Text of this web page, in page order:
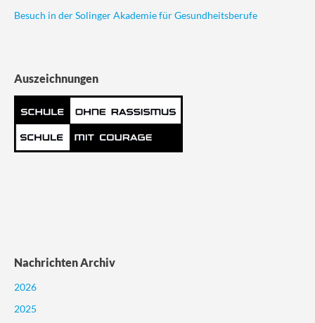
Besuch in der Solinger Akademie für Gesundheitsberufe
Auszeichnungen
Nachrichten Archiv
2026
2025